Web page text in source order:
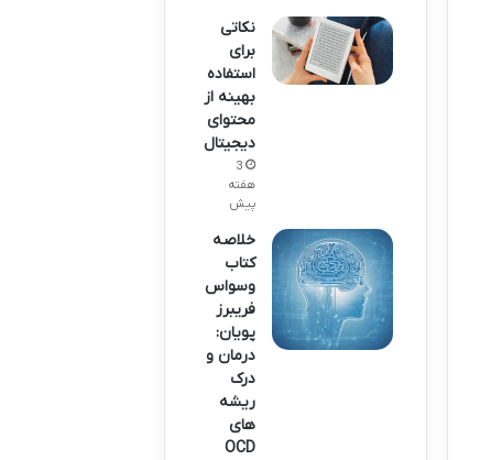
نکاتی
برای
استفاده
بهینه از
محتوای
دیجیتال
3
هفته
پیش
خلاصه
کتاب
وسواس
فریبرز
پویان:
درمان و
درک
ریشه
های
OCD